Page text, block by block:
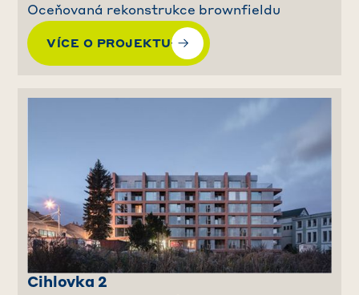
Oceňovaná rekonstrukce brownfieldu
VÍCE O PROJEKTU
Cihlovka 2